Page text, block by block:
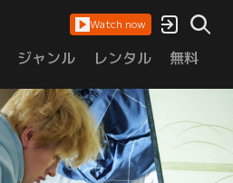
Watch now
ジャンル レンタル 無料